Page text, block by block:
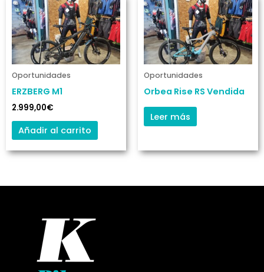
Oportunidades
ERZBERG M1
2.999,00€
Añadir al carrito
Oportunidades
Orbea Rise RS Vendida
Leer más